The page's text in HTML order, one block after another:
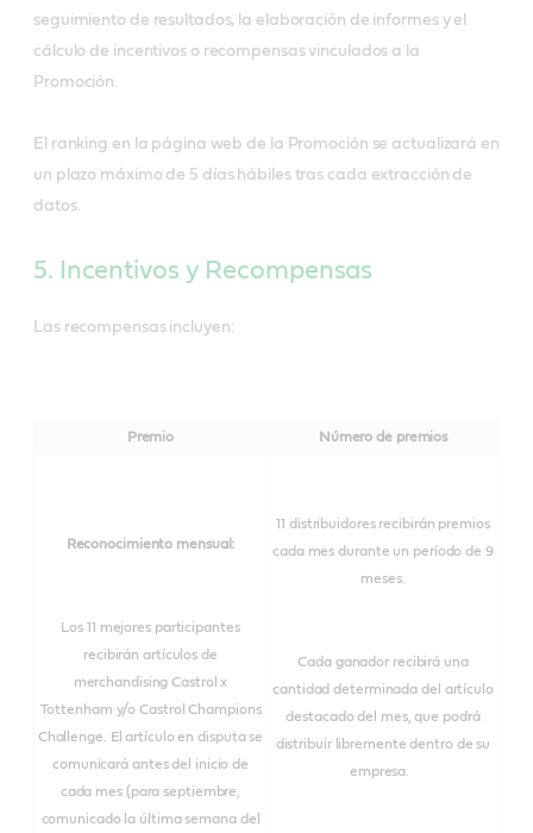
seguimiento de resultados, la elaboración de informes y el
cálculo de incentivos o recompensas vinculados a la
Promoción.
El ranking en la página web de la Promoción se actualizará en
un plazo máximo de 5 días hábiles tras cada extracción de
datos.
5. Incentivos y Recompensas
Las recompensas incluyen:
Premio Número de premios
Reconocimiento mensual:
Los 11 mejores participantes
recibirán artículos de
merchandising Castrol x
Tottenham y/o Castrol Champions
Challenge. El artículo en disputa se
comunicará antes del inicio de
cada mes (para septiembre,
comunicado la última semana del
11 distribuidores recibirán premios
cada mes durante un período de 9
meses.
Cada ganador recibirá una
cantidad determinada del artículo
destacado del mes, que podrá
distribuir libremente dentro de su
empresa.